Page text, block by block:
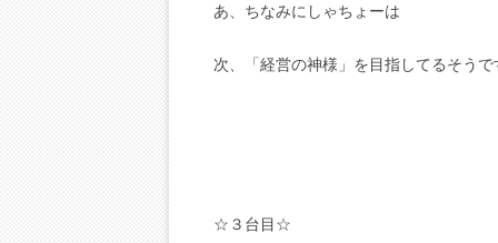
あ、ちなみにしゃちょーは
次、「経営の神様」を目指してるそうで
☆３台目☆